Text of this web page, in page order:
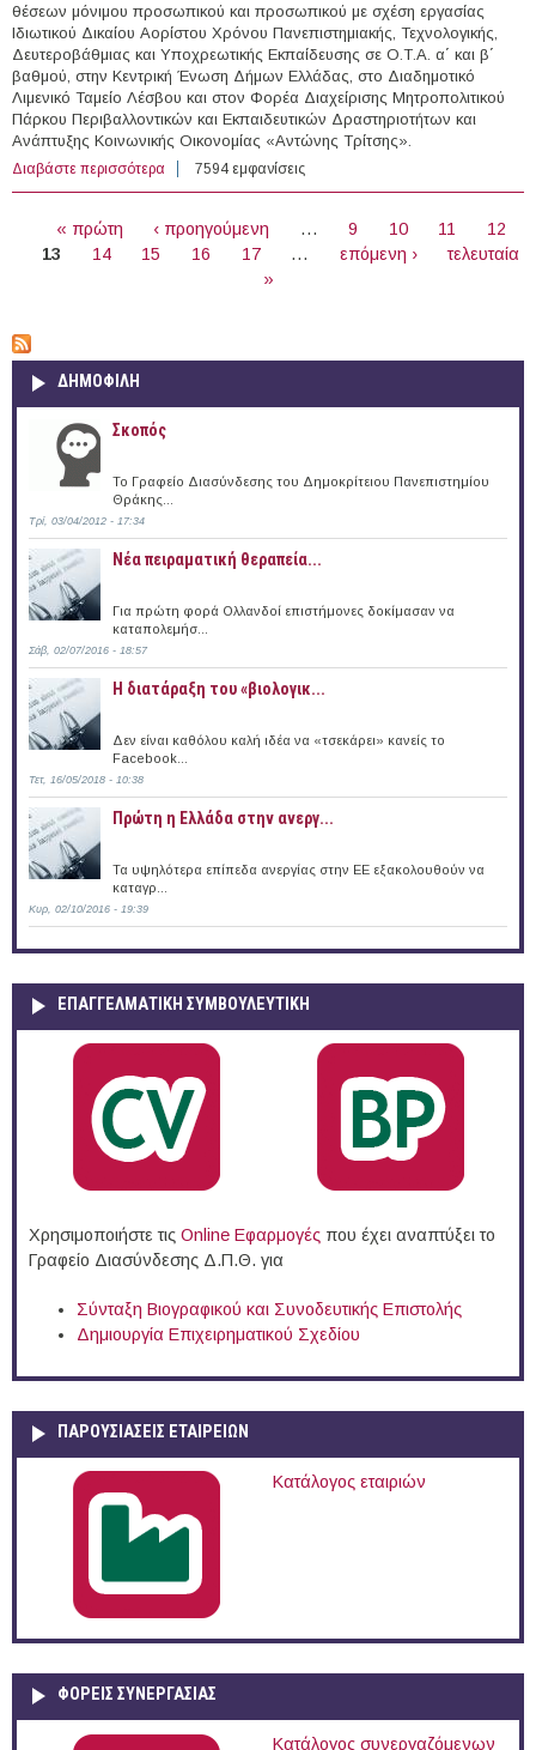
θέσεων μόνιμου προσωπικού και προσωπικού με σχέση εργασίας
Ιδιωτικού Δικαίου Αορίστου Χρόνου Πανεπιστημιακής, Τεχνολογικής,
Δευτεροβάθμιας και Υποχρεωτικής Εκπαίδευσης σε Ο.Τ.Α. α΄ και β΄
βαθμού, στην Κεντρική Ένωση Δήμων Ελλάδας, στο Διαδημοτικό
Λιμενικό Ταμείο Λέσβου και στον Φορέα Διαχείρισης Μητροπολιτικού
Πάρκου Περιβαλλοντικών και Εκπαιδευτικών Δραστηριοτήτων και
Ανάπτυξης Κοινωνικής Οικονομίας «Αντώνης Τρίτσης».
Διαβάστε περισσότερα για 1.468 άτομα Τακτικού Προσωπικού σε Φορείς του
Δημοσίου
7594 εμφανίσεις
« πρώτη ‹ προηγούμενη … 9 10 11
12
13
14 15 16 17 … επόμενη ›
τελευταία
»
ΔΗΜΟΦΙΛΗ
Σκοπός
Το Γραφείο Διασύνδεσης του Δημοκρίτειου Πανεπιστημίου
Θράκης...
Τρί, 03/04/2012 - 17:34
Νέα πειραματική θεραπεία...
Για πρώτη φορά Ολλανδοί επιστήμονες δοκίμασαν να
καταπολεμήσ...
Σάβ, 02/07/2016 - 18:57
Η διατάραξη του «βιολογικ...
Δεν είναι καθόλου καλή ιδέα να «τσεκάρει» κανείς το
Facebook...
Τετ, 16/05/2018 - 10:38
Πρώτη η Ελλάδα στην ανεργ...
Τα υψηλότερα επίπεδα ανεργίας στην ΕΕ εξακολουθούν να
καταγρ...
Κυρ, 02/10/2016 - 19:39
ΕΠΑΓΓΕΛΜΑΤΙΚΉ ΣΥΜΒΟΥΛΕΥΤΙΚΉ
Χρησιμοποιήστε τις Online Eφαρμογές που έχει αναπτύξει το
Γραφείο Διασύνδεσης Δ.Π.Θ. για
Σύνταξη Βιογραφικού και Συνοδευτικής Επιστολής
Δημιουργία Επιχειρηματικού Σχεδίου
ΠΑΡΟΥΣΙΆΣΕΙΣ ΕΤΑΙΡΕΙΏΝ
Κατάλογος εταιριών
ΦΟΡΕΙΣ ΣΥΝΕΡΓΑΣΙΑΣ
Κατάλογος συνεργαζόμενων